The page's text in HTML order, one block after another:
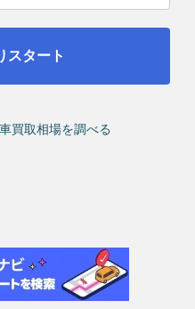
スタート
買取相場を調べる